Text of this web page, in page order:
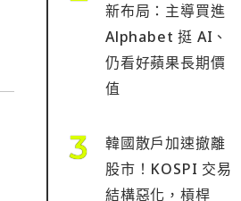
新布局：主導買進
Alphabet 挺 AI、
仍看好蘋果長期價
值
韓國散戶加速撤離
股市！KOSPI 交易
結構惡化，槓桿